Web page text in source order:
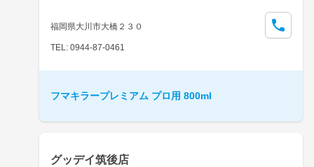
福岡県大川市大橋２３０
TEL: 0944-87-0461
フマキラープレミアム プロ用 800ml
グッデイ筑後店